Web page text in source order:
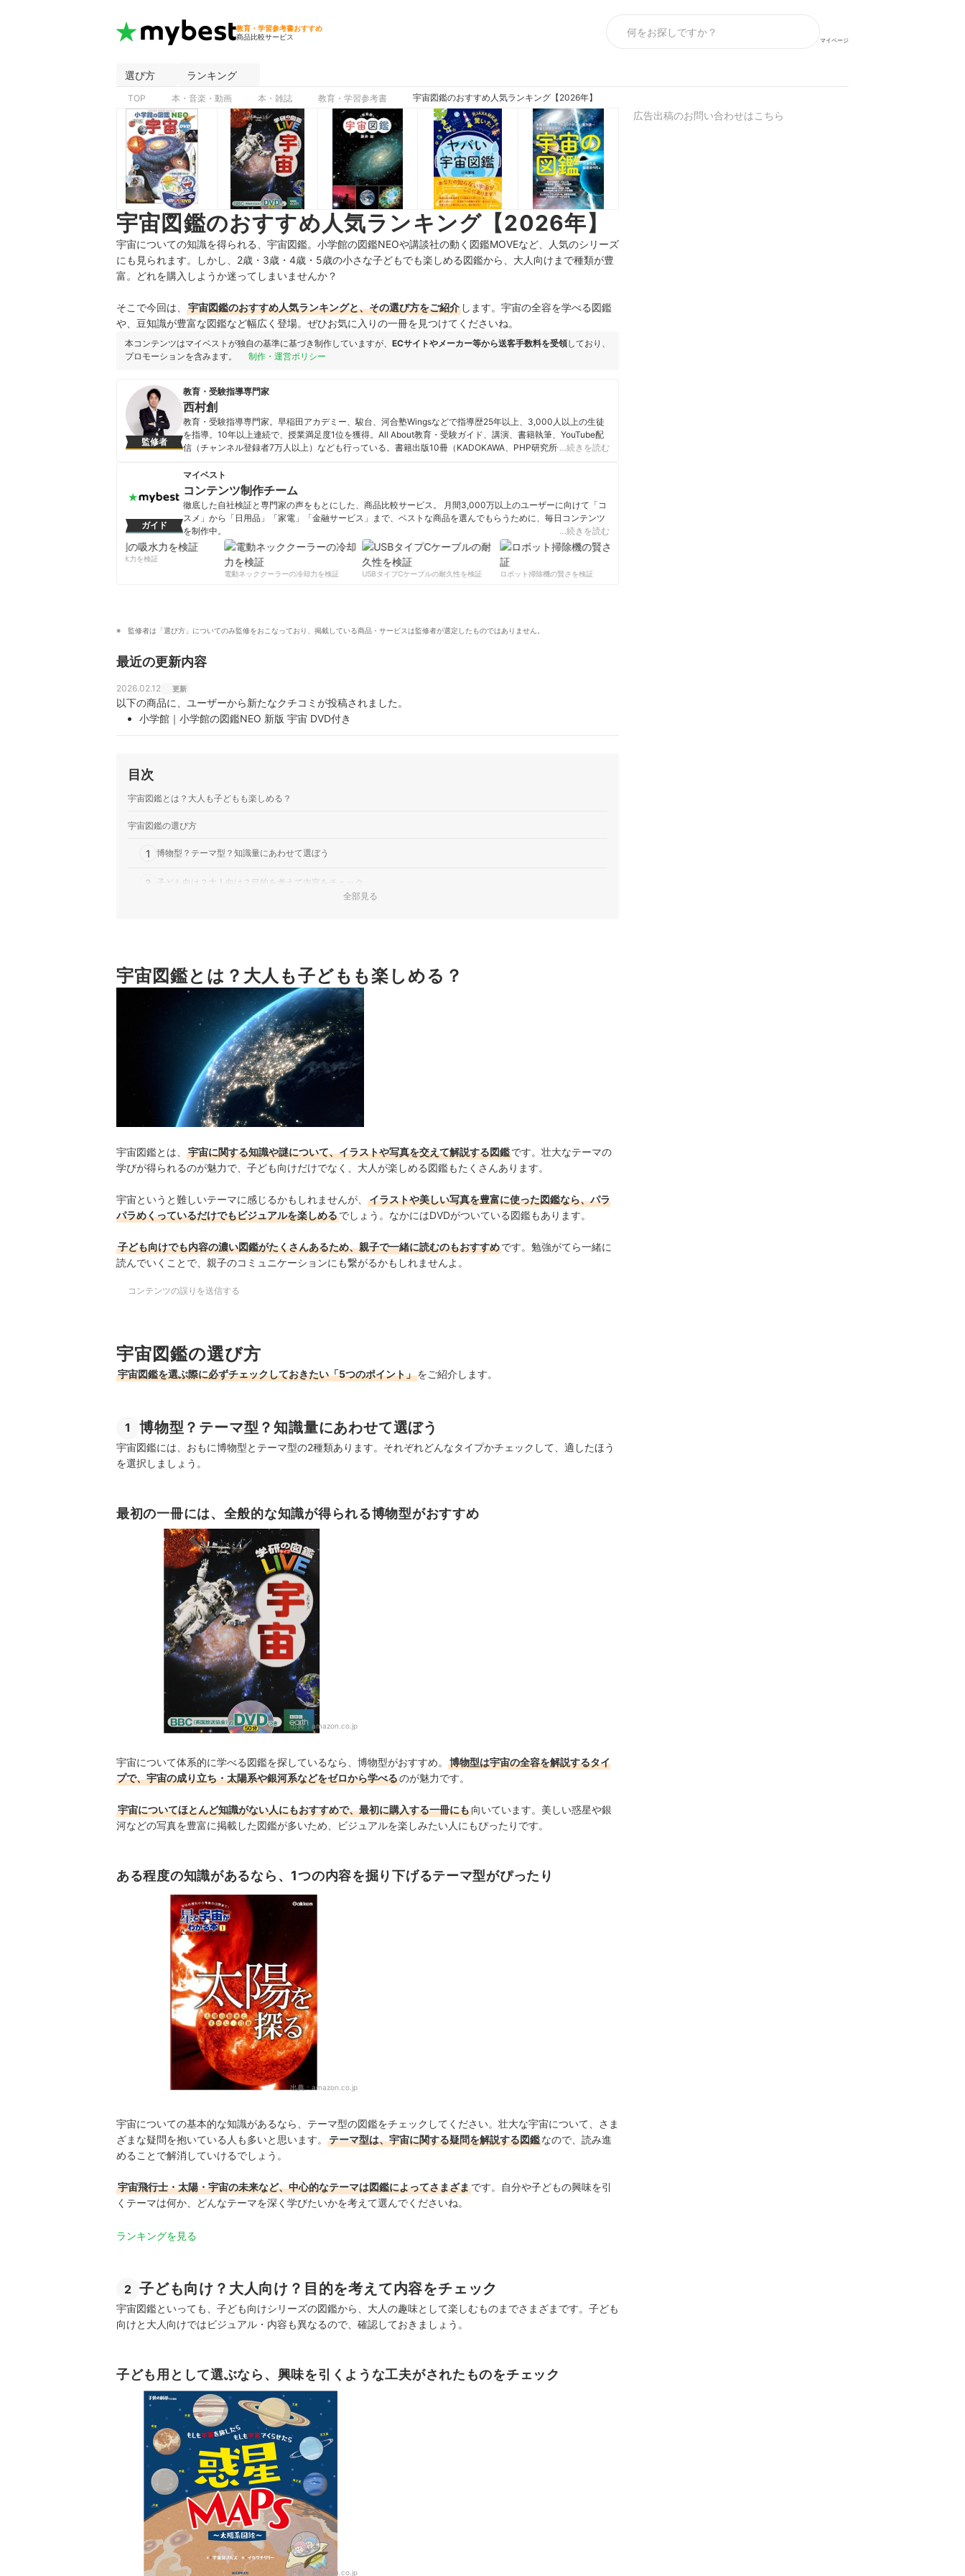
教育・学習参考書おすすめ
商品比較サービス
マイページ
選び方 ランキング
TOP 本・音楽・動画 本・雑誌 教育・学習参考書 宇宙図鑑のおすすめ人気ランキング【2026年】
宇宙図鑑のおすすめ人気ランキング【2026年】
宇宙についての知識を得られる、宇宙図鑑。 小学館の図鑑NEOや講談社の動く図鑑MOVEなど、人気のシリーズ
にも見られます。しかし、2歳・ 3歳・4歳・5歳の小さな子どもでも楽しめる図鑑から、大人向けまで種類が豊
富。どれを購入しようか迷ってしまいませんか？
そこで今回は、 宇宙図鑑のおすすめ人気ランキングと、その選び方をご紹介 します。宇宙の全容を学べる図鑑
や、豆知識が豊富な図鑑など幅広く登場。ぜひお気に入りの一冊を見つけてくださいね。
本コンテンツはマイベストが独自の基準に基づき制作していますが、 ECサイトやメーカー等から送客手数料を受領しており、
プロモーションを含みます。
制作・運営ポリシー
監修者
教育・受験指導専門家
西村創
教育・受験指導専門家。早稲田アカデミー、駿台、河合塾Wingsなどで指導歴25年以上、3,000人以上の生徒
を指導。10年以上連続で、授業満足度1位を獲得。All About教育・受験ガイド、講演、書籍執筆、YouTube配
信（チャンネル登録者7万人以上）なども行っている。書籍出版10冊（KADOKAWA、PHP研究所他）はすべて
西村創のプロフィール
…続きを読む
ガイド
マイベスト
コンテンツ制作チーム
徹底した自社検証と専門家の声をもとにした、商品比較サービス。 月間3,000万以上のユーザーに向けて「コ
スメ」から「日用品」「家電」「金融サービス」まで、ベストな商品を選んでもらうために、毎日コンテンツ
を制作中。
コンテンツ制作チームのプロフィール
…続きを読む
柔軟剤の吸水力を検証
電動ネッククーラーの冷却力を検証
USBタイプCケーブルの耐久性を検証 ロボット掃除機の賢さを検証
監修者は「選び方」についてのみ監修をおこなっており、掲載している商品・サービスは監修者が選定したものではありません。
最近の更新内容
2026.02.12 更新
以下の商品に、ユーザーから新たなクチコミが投稿されました。
小学館｜小学館の図鑑NEO 新版 宇宙 DVD付き
目次
宇宙図鑑とは？大人も子どもも楽しめる？
宇宙図鑑の選び方
1 博物型？テーマ型？知識量にあわせて選ぼう
2 子ども向け？大人向け？目的を考えて内容をチェック
5 映像でスムーズに理解できるDVDつきに着目。クオリティもチェック
宇宙図鑑全50商品おすすめ人気ランキング
天体望遠鏡で星や月を実際に見てみよう
宇宙図鑑の売れ筋ランキングもチェック！
全部見る
宇宙図鑑とは？大人も子どもも楽しめる？
宇宙図鑑とは、 宇宙に関する知識や謎について、イラストや写真を交えて解説する図鑑です。壮大なテーマの
学びが得られるのが魅力で、子ども向けだけでなく、大人が楽しめる図鑑もたくさんあります。
宇宙というと難しいテーマに感じるかもしれませんが、
イラストや美しい写真を豊富に使った図鑑なら、パラ
パラめくっているだけでもビジュアルを楽しめるでしょう。なかにはDVDがついている図鑑もあります。
子ども向けでも内容の濃い図鑑がたくさんあるため、親子で一緒に読むのもおすすめです。勉強がてら一緒に
読んでいくことで、親子のコミュニケーションにも繋がるかもしれませんよ。
コンテンツの誤りを送信する
宇宙図鑑の選び方
宇宙図鑑を選ぶ際に必ずチェックしておきたい「5つのポイント」をご紹介します。
1 博物型？テーマ型？知識量にあわせて選ぼう
宇宙図鑑には、おもに博物型とテーマ型の2種類あります。それぞれどんなタイプかチェックして、適したほう
を選択しましょう。
最初の一冊には、全般的な知識が得られる博物型がおすすめ
出典： amazon.co.jp
宇宙について体系的に学べる図鑑を探しているなら、博物型がおすすめ。
博物型は宇宙の全容を解説するタイ
プで、宇宙の成り立ち・太陽系や銀河系などをゼロから学べるのが魅力です。
宇宙についてほとんど知識がない人にもおすすめで、最初に購入する一冊にも向いています。美しい惑星や銀
河などの写真を豊富に掲載した図鑑が多いため、ビジュアルを楽しみたい人にもぴったりです。
ある程度の知識があるなら、1つの内容を掘り下げるテーマ型がぴったり
出典：amazon.co.jp
宇宙についての基本的な知識があるなら、テーマ型の図鑑をチェックしてください。壮大な宇宙について、さま
ざまな疑問を抱いている人も多いと思います。
テーマ型は、宇宙に関する疑問を解説する図鑑なので、読み進
めることで解消していけるでしょう。
宇宙飛行士・太陽・宇宙の未来など、中心的なテーマは図鑑によってさまざまです。自分や子どもの興味を引
くテーマは何か、どんなテーマを深く学びたいかを考えて選んでくださいね。
ランキングを見る
2 子ども向け？大人向け？目的を考えて内容をチェック
宇宙図鑑といっても、子ども向けシリーズの図鑑から、大人の趣味として楽しむものまでさまざまです。子ども
向けと大人向けではビジュアル・内容も異なるので、確認しておきましょう。
子ども用として選ぶなら、興味を引くような工夫がされたものをチェック
出典： amazon.co.jp
広告出稿のお問い合わせはこちら